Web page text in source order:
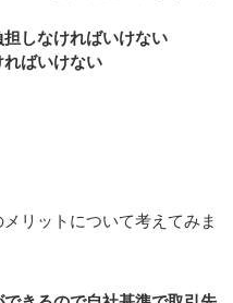
担しなければいけない
ればいけない
リットについて考えてみま